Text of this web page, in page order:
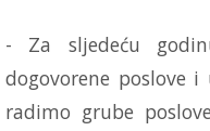
- Za sljedeću
dogovorene poslove
radimo grube